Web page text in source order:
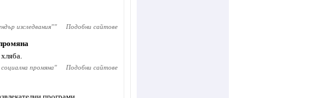
изследвания"" Подобни сайтове
промяна" Подобни сайтове